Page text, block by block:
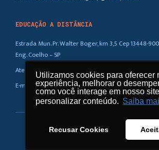
Utilizamos cookies para oferecer
experiência, melhorar o
como você interage em nosso
personalizar conteúdo. Saiba
Recusar Cookies
Utilizamos cookies para oferecer
experiência, melhorar o
como você interage em nosso
personalizar conteúdo. Saiba
Recusar Cookies
EDUCAÇÃO A DISTÂNCIA
Estrada Mun. Pr. Walter Boger, km 3,5 Cep 13448-
Eng. Coelho – SP
Atendimento:
0800 948 0048
E-mail: atendimento.ead@unasp.br